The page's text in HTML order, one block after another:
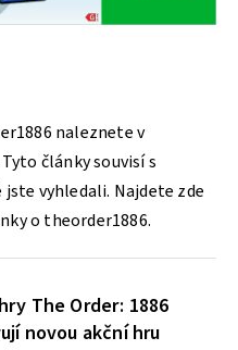
naleznete v
články souvisí s
vyhledali. Najdete zde
o theorder1886.
The Order: 1886
novou akční hru